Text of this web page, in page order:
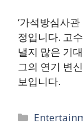
‘가석방심사
정입니다. 고
낼지 많은 기
그의 연기 변
보입니다.
카